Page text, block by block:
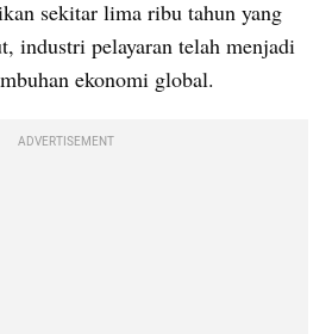
sekitar lima ribu tahun yang
industri pelayaran telah menjadi
ekonomi global.
ADVERTISEMENT